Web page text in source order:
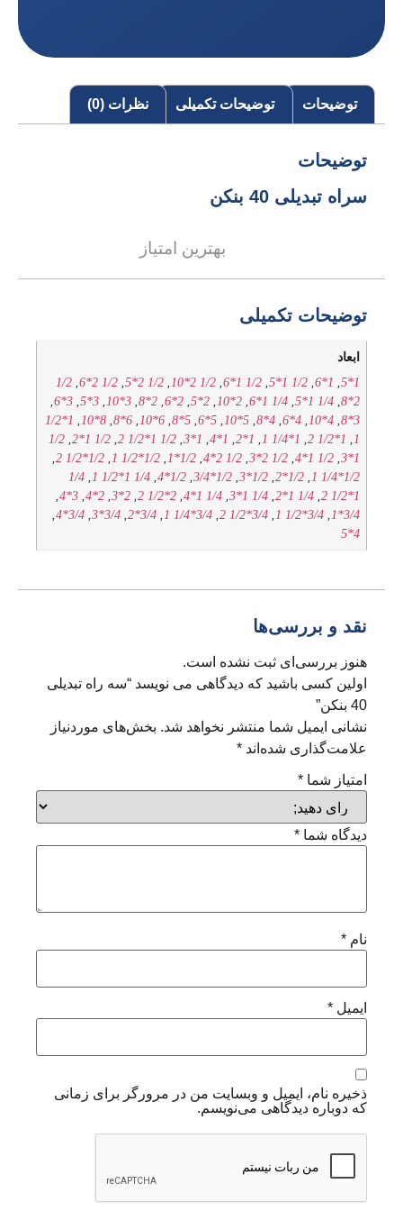
توضیحات توضیحات تکمیلی نظرات (0)
توضیحات
سراه تبدیلی 40 بنکن
بهترین امتیاز
توضیحات تکمیلی
ابعاد
1*5
1*6
,
1/2 1*5
,
1/2 1*6
,
1/2 2*10
,
1/2 2*5
,
1/2 2*6
,
1/2
2*8
,
1/4 1*5
,
1/4 1*6
,
2*10
,
2*5
,
2*6
,
2*8
,
3*10
,
3*5
,
3*6
3*8
,
4*10
,
4*6
,
4*8
,
5*10
,
5*6
,
5*8
,
6*10
,
6*8
,
8*10
1*1/2
1
1*1/2 2
1*1/4 1
1*2
1*4
1*3
,
1/2 1*1/2 2
,
1/2 1*2
,
1/2
1*3
,
1/2 1*4
,
1/2 2*3
,
1/2 2*4
,
1/2*1
,
1/2*1/2 1
,
1/2*1/2 2
1/2*1/4 1
,
1/2*2
,
1/2*3
,
1/2*3/4
,
1/2*4
,
1/4 1*1/2 1
,
1/4
1*1/2 2
,
1/4 1*2
,
1/4 1*3
,
1/4 1*4
,
2*1/2 2
,
2*3
,
2*4
,
3*4
3/4*1
,
3/4*1/2 1
,
3/4*1/2 2
,
3/4*1/4 1
,
3/4*2
,
3/4*3
,
3/4*4
4*5
نقد و بررسی‌ها
هنوز بررسی‌ای ثبت نشده است.
اولین کسی باشید که دیدگاهی می نویسد “سه راه تبدیلی
40 بنکن”
نشانی ایمیل شما منتشر نخواهد شد. بخش‌های موردنیاز
علامت‌گذاری شده‌اند *
امتیاز شما *
دیدگاه شما *
نام *
ایمیل *
ذخیره نام، ایمیل و وبسایت من در مرورگر برای زمانی
که دوباره دیدگاهی می‌نویسم.